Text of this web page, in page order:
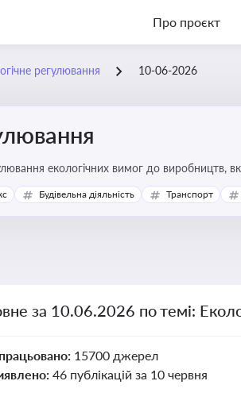
Про проєкт
регулювання 10-06-2026
екологічних вимог до виробництв,
Будівельна діяльність Транспорт
за 10.06.2026 по темі:
15700 джерел
46 публікацій за 10 червня